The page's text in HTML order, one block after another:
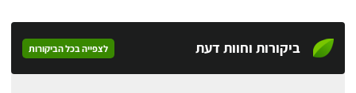
ביקורות וחוות דעת לצפייה בכל הביקורות